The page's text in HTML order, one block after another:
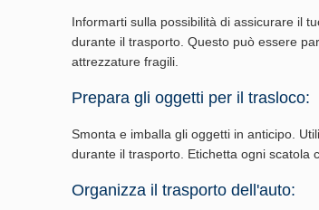
Informarti sulla possibilità di assicurare il
durante il trasporto. Questo può essere
attrezzature fragili.
Prepara gli oggetti per il trasloco:
Smonta e imballa gli oggetti in anticipo.
durante il trasporto. Etichetta ogni scatola
Organizza il trasporto dell'auto: